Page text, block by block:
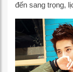
đến sang trọng,